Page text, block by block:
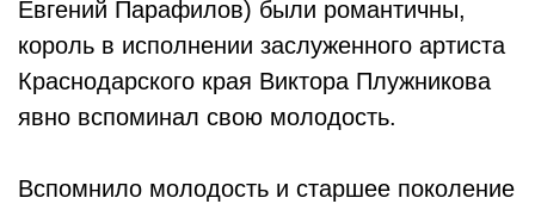
Евгений Парафилов) были романтичны,
король в исполнении заслуженного артиста
Краснодарского края Виктора Плужникова
явно вспоминал свою молодость.
Вспомнило молодость и старшее поколение